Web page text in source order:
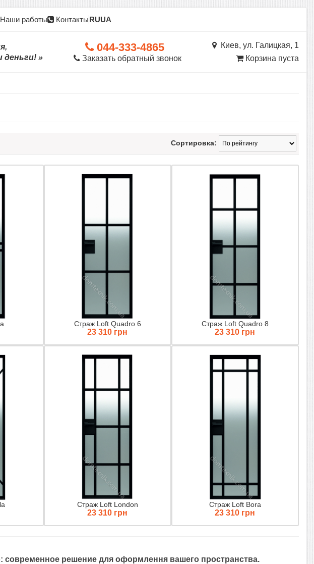
работы КонтактыRUUA
»
044-333-4865
Заказать обратный звонок
Киев, ул. Галицкая, 1
Корзина пуста
Сортировка:
Страж Loft Quadro 6
23 310 грн
Страж Loft Quadro 8
23 310 грн
Страж Loft London
23 310 грн
Страж Loft Bora
23 310 грн
современное решение для оформлення вашего пространства.